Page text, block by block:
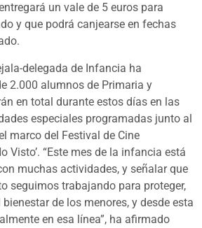
un vale de 5 euros para
y que podrá canjearse en fechas
delegada de Infancia ha
2.000 alumnos de Primaria y
en total durante estos días en las
especiales programadas junto al
marco del Festival de Cine
Visto’. “Este mes de la infancia está
muchas actividades, y señalar que
seguimos trabajando para proteger,
de los menores, y desde esta
en esa línea”, ha afirmado